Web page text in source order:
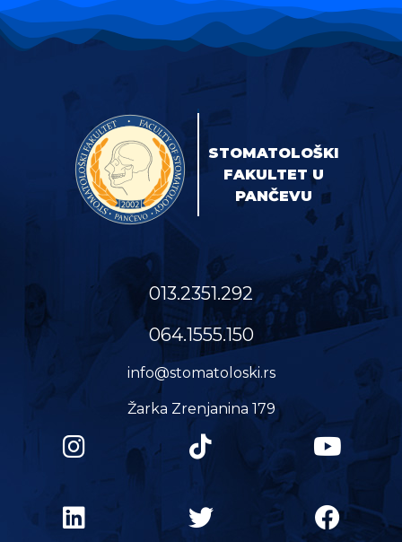
STOMATOLOŠKI
FAKULTET U
PANČEVU
013.2351.292
064.1555.150
info@stomatoloski.rs
Žarka Zrenjanina 179